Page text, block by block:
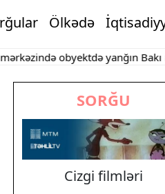
Ölkədə
obyektdə yanğınBakı
SORĞU
Cizgi filmləri